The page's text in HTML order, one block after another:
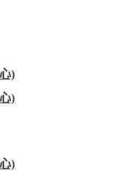
)
)
)